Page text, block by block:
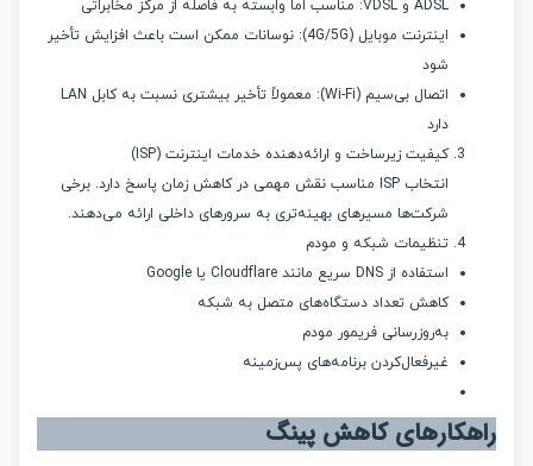
اینترنت موبایل (4G/5G): نوسانات ممکن است باعث افزایش تأخیر
اتصال بی‌سیم (Wi-Fi): معمولاً تأخیر بیشتری نسبت به کابل LAN
کیفیت زیرساخت و ارائه‌دهنده خدمات اینترنت (ISP)
انتخاب ISP مناسب نقش مهمی در کاهش زمان پاسخ دارد. برخی
شرکت‌ها مسیرهای بهینه‌تری به سرورهای داخلی ارائه می‌دهند.
تنظیمات شبکه و مودم
استفاده از DNS سریع مانند Cloudflare یا Google
کاهش تعداد دستگاه‌های متصل به شبکه
به‌روزرسانی فریمور مودم
غیرفعال‌کردن برنامه‌های پس‌زمینه
کاهش پینگ